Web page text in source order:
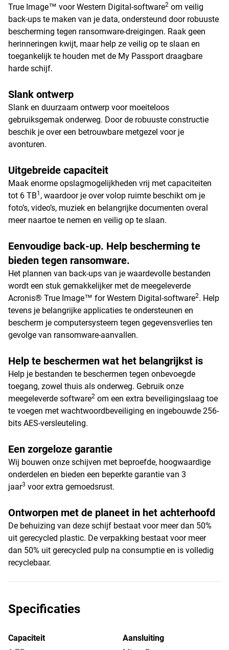
True Image™ voor Western Digital-software2 om veilig
back-ups te maken van je data, ondersteund door robuuste
bescherming tegen ransomware-dreigingen. Raak geen
herinneringen kwijt, maar help ze veilig op te slaan en
toegankelijk te houden met de My Passport draagbare
harde schijf.
Slank ontwerp
Slank en duurzaam ontwerp voor moeiteloos
gebruiksgemak onderweg. Door de robuuste constructie
beschik je over een betrouwbare metgezel voor je
avonturen.
Uitgebreide capaciteit
Maak enorme opslagmogelijkheden vrij met capaciteiten
tot 6 TB1 , waardoor je over volop ruimte beschikt om je
foto’s, video’s, muziek en belangrijke documenten overal
meer naartoe te nemen en veilig op te slaan.
Eenvoudige back-up. Help bescherming te
bieden tegen ransomware.
Het plannen van back-ups van je waardevolle bestanden
wordt een stuk gemakkelijker met de meegeleverde
Acronis® True Image™ for Western Digital-software2. Help
tevens je belangrijke applicaties te ondersteunen en
bescherm je computersysteem tegen gegevensverlies ten
gevolge van ransomware-aanvallen.
Help te beschermen wat het belangrijkst is
Help je bestanden te beschermen tegen onbevoegde
toegang, zowel thuis als onderweg. Gebruik onze
meegeleverde software2 om een extra beveiligingslaag toe
te voegen met wachtwoordbeveiliging en ingebouwde 256-
bits AES-versleuteling.
Een zorgeloze garantie
Wij bouwen onze schijven met beproefde, hoogwaardige
onderdelen en bieden een beperkte garantie van 3
jaar3 voor extra gemoedsrust.
Ontworpen met de planeet in het achterhoofd
De behuizing van deze schijf bestaat voor meer dan 50%
uit gerecycled plastic. De verpakking bestaat voor meer
dan 50% uit gerecycled pulp na consumptie en is volledig
recyclebaar.
Specificaties
Capaciteit
Aansluiting